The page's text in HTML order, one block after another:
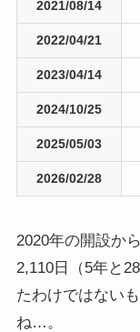
2021/08/14
2022/04/21
2023/04/14
2024/10/25
2025/05/03
2026/02/28
2020年の開設か
2,110日（5年と
たわけではない
ね…。